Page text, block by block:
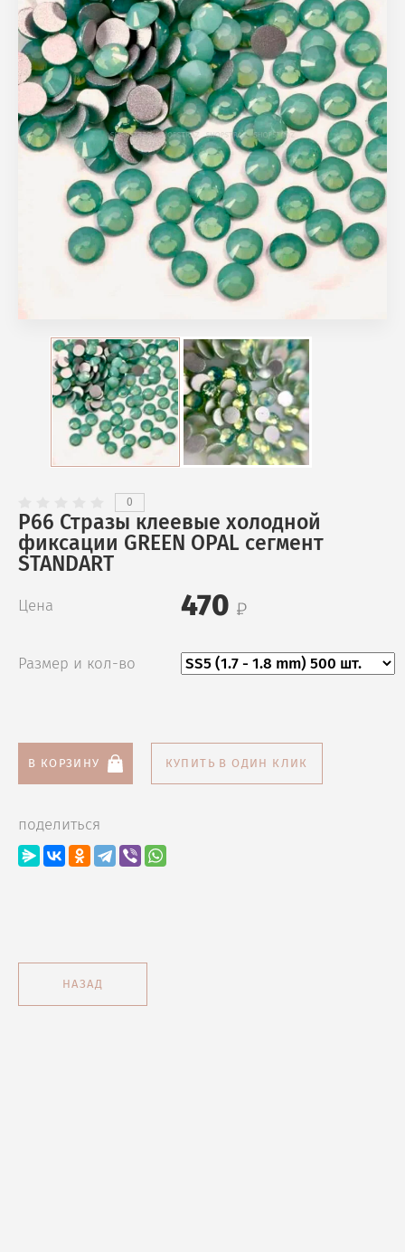
0
P66 Стразы клеевые холодной
фиксации GREEN OPAL сегмент
STANDART
Цена 470
Размер и кол-во
В КОРЗИНУ КУПИТЬ В ОДИН КЛИК
поделиться
НАЗАД